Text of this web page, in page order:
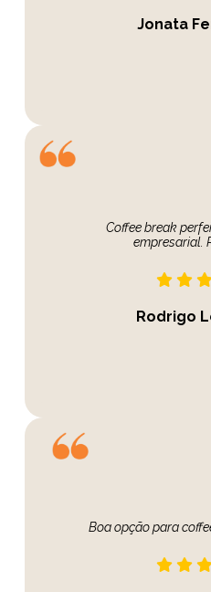
Jonata
Coffee break
empresarial.
Rodrigo
Boa opção para